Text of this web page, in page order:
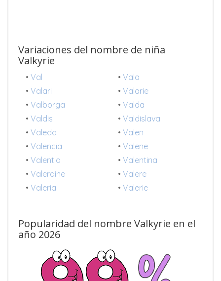
Variaciones del nombre de niña
Valkyrie
• Val • Vala
• Valari • Valarie
• Valborga • Valda
• Valdis • Valdislava
• Valeda • Valen
• Valencia • Valene
• Valentia • Valentina
• Valeraine • Valere
• Valeria • Valerie
Popularidad del nombre Valkyrie en el
año 2026